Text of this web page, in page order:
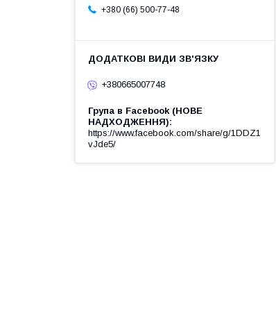
+380 (66) 500-77-48
+380665007748
Група в Facebook (НОВЕ
НАДХОДЖЕННЯ)
https://www.facebook.com/share/g/1DDZ1
vJde5/